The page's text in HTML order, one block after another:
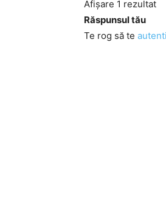
Afișare 1 rezultat
Răspunsul tău
Te rog să te